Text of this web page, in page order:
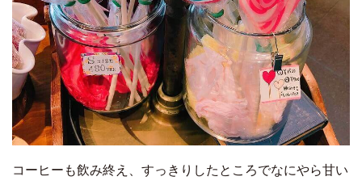
コーヒーも飲み終え、すっきりしたところでなにやら甘い